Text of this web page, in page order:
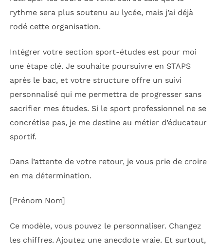
rythme sera plus soutenu au lycée, mais j’ai déjà
rodé cette organisation.
Intégrer votre section sport-études est pour moi
une étape clé. Je souhaite poursuivre en STAPS
après le bac, et votre structure offre un suivi
personnalisé qui me permettra de progresser sans
sacrifier mes études. Si le sport professionnel ne se
concrétise pas, je me destine au métier d’éducateur
sportif.
Dans l’attente de votre retour, je vous prie de croire
en ma détermination.
[Prénom Nom]
Ce modèle, vous pouvez le personnaliser. Changez
les chiffres. Ajoutez une anecdote vraie. Et surtout,